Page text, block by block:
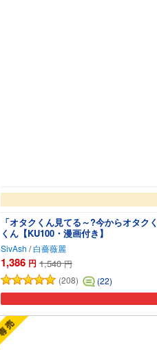
「オタクくん見てる～?今からオタ
くん【KU100・漫画付き】
SivAsh /白薔薇麗
1,386 円 1,540 円
(208)
(22)